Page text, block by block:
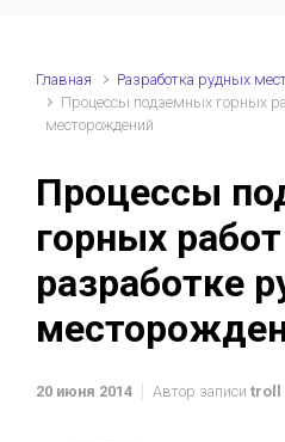
Главная
Разработка рудных
Процессы подземных горных
месторождений
Процессы
горных
разработке
20 июня 2014 Автор записи troll